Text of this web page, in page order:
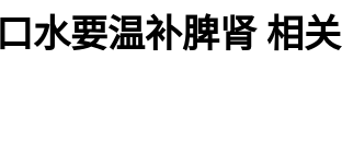
水要温补脾肾 相关